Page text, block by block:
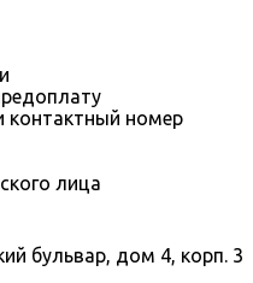
контактный номер
лица
бульвар, дом 4, корп. 3